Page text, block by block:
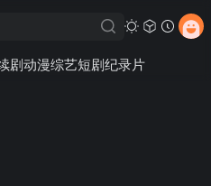
剧动漫综艺短剧纪录片